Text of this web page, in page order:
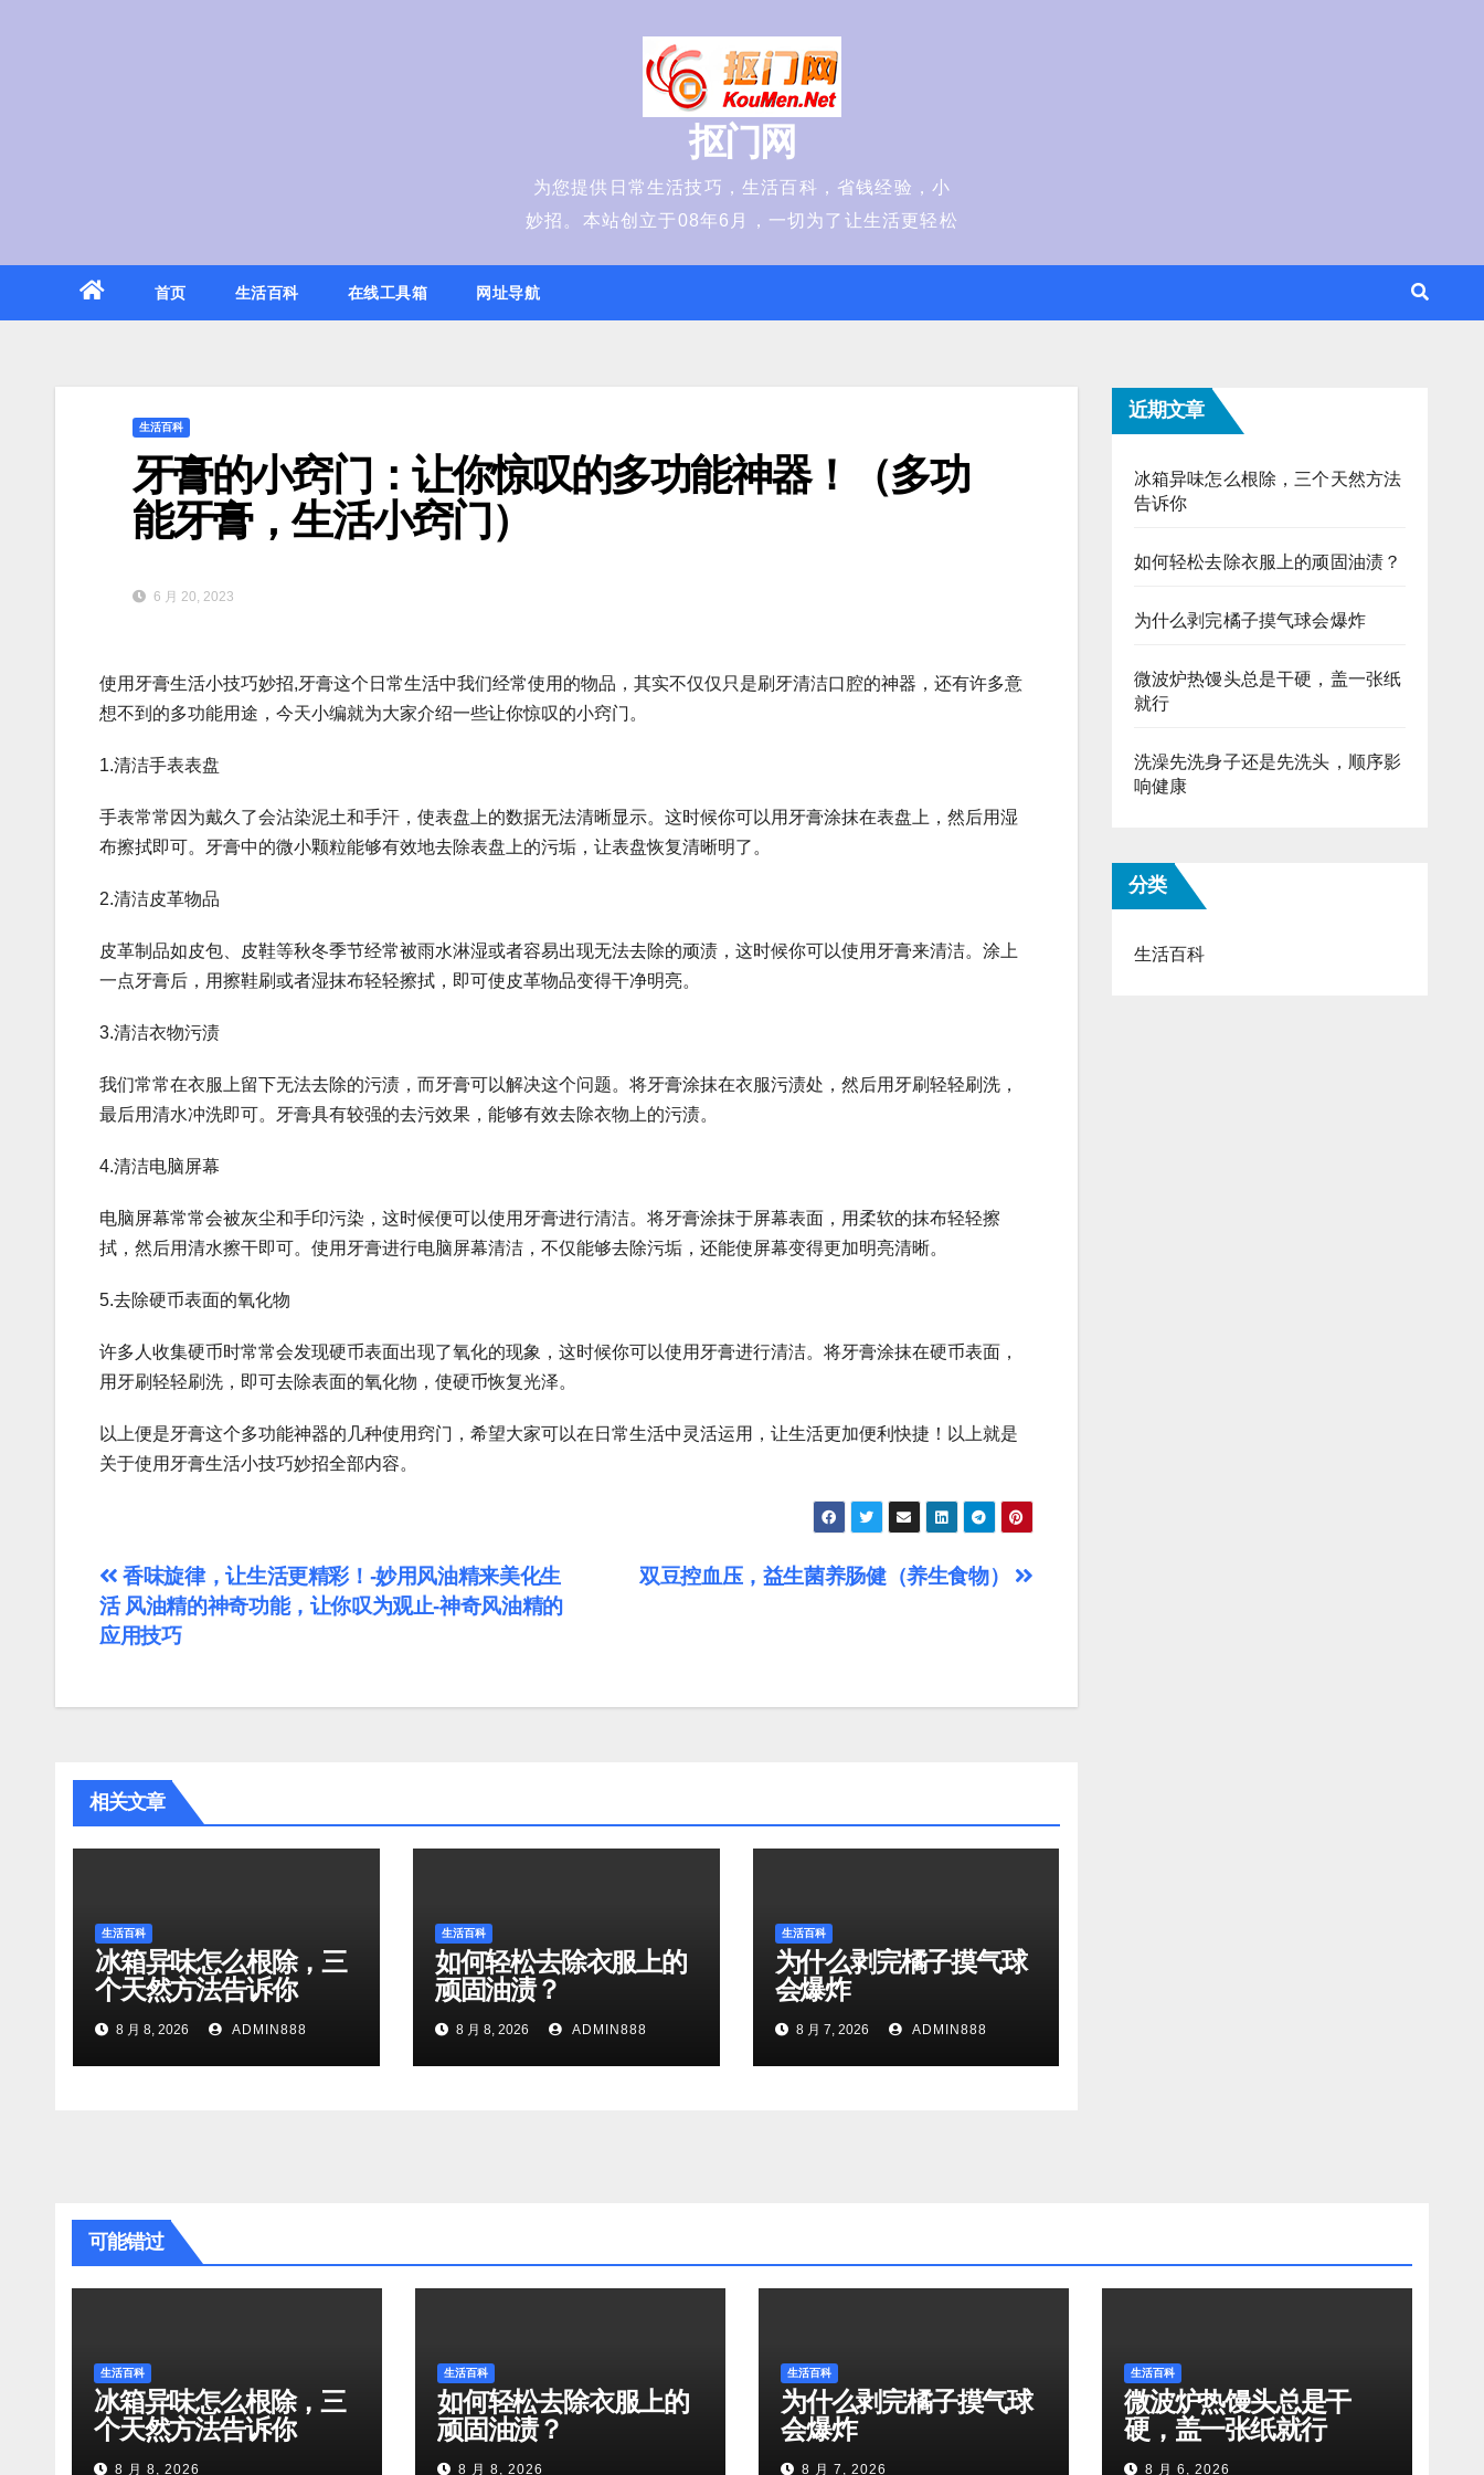
抠门网
为您提供日常生活技巧，生活百科，省钱经验，小
妙招。本站创立于08年6月，一切为了让生活更轻松
首页 生活百科 在线工具箱 网址导航
生活百科
牙膏的小窍门：让你惊叹的多功能神器！（多功
能牙膏，生活小窍门）
6 月 20, 2023
使用牙膏生活小技巧妙招,牙膏这个日常生活中我们经常使用的物品，其实不仅仅只是刷牙清洁口腔的神器，还有许多意
想不到的多功能用途，今天小编就为大家介绍一些让你惊叹的小窍门。
1.清洁手表表盘
手表常常因为戴久了会沾染泥土和手汗，使表盘上的数据无法清晰显示。这时候你可以用牙膏涂抹在表盘上，然后用湿
布擦拭即可。牙膏中的微小颗粒能够有效地去除表盘上的污垢，让表盘恢复清晰明了。
2.清洁皮革物品
皮革制品如皮包、皮鞋等秋冬季节经常被雨水淋湿或者容易出现无法去除的顽渍，这时候你可以使用牙膏来清洁。涂上
一点牙膏后，用擦鞋刷或者湿抹布轻轻擦拭，即可使皮革物品变得干净明亮。
3.清洁衣物污渍
我们常常在衣服上留下无法去除的污渍，而牙膏可以解决这个问题。将牙膏涂抹在衣服污渍处，然后用牙刷轻轻刷洗，
最后用清水冲洗即可。牙膏具有较强的去污效果，能够有效去除衣物上的污渍。
4.清洁电脑屏幕
电脑屏幕常常会被灰尘和手印污染，这时候便可以使用牙膏进行清洁。将牙膏涂抹于屏幕表面，用柔软的抹布轻轻擦
拭，然后用清水擦干即可。使用牙膏进行电脑屏幕清洁，不仅能够去除污垢，还能使屏幕变得更加明亮清晰。
5.去除硬币表面的氧化物
许多人收集硬币时常常会发现硬币表面出现了氧化的现象，这时候你可以使用牙膏进行清洁。将牙膏涂抹在硬币表面，
用牙刷轻轻刷洗，即可去除表面的氧化物，使硬币恢复光泽。
以上便是牙膏这个多功能神器的几种使用窍门，希望大家可以在日常生活中灵活运用，让生活更加便利快捷！以上就是
关于使用牙膏生活小技巧妙招全部内容。
文
章
航
双豆控血压，益生菌养肠健（养生食物）
香味旋律，让生活更精彩！-妙用风油精来美化生
活 风油精的神奇功能，让你叹为观止-神奇风油精的
应用技巧
相关文章
生活百科
冰箱异味怎么根除，三
个天然方法告诉你
8 月 8, 2026 ADMIN888
生活百科
如何轻松去除衣服上的
顽固油渍？
8 月 8, 2026 ADMIN888
生活百科
为什么剥完橘子摸气球
会爆炸
8 月 7, 2026 ADMIN888
近期文章
冰箱异味怎么根除，三个天然方法
告诉你
如何轻松去除衣服上的顽固油渍？
为什么剥完橘子摸气球会爆炸
微波炉热馒头总是干硬，盖一张纸
就行
洗澡先洗身子还是先洗头，顺序影
响健康
分类
生活百科
可能错过
生活百科
冰箱异味怎么根除，三
个天然方法告诉你
8 月 8, 2026
生活百科
如何轻松去除衣服上的
顽固油渍？
8 月 8, 2026
生活百科
为什么剥完橘子摸气球
会爆炸
8 月 7, 2026
生活百科
微波炉热馒头总是干
硬，盖一张纸就行
8 月 6, 2026